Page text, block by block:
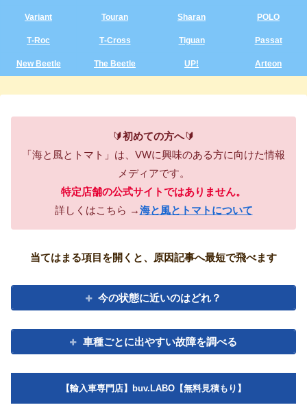
Variant Touran Sharan POLO
T‑Roc T‑Cross Tiguan Passat
New Beetle The Beetle UP! Arteon
🔰初めての方へ🔰
「海と風とトマト」は、VWに興味のある方に向けた情報
メディアです。
特定店舗の公式サイトではありません。
詳しくはこちら →海と風とトマトについて
当てはまる項目を開くと、原因記事へ最短で飛べます
今の状態に近いのはどれ？
車種ごとに出やすい故障を調べる
【輸入車専門店】buv.LABO【無料見積もり】